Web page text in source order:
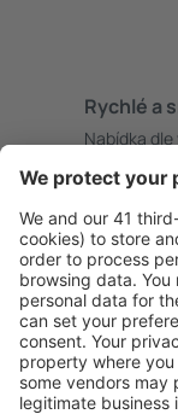
Rychlé a
Nabídka
Pečlivé
zrušení.
S námi
Atraktivní
uživatele.